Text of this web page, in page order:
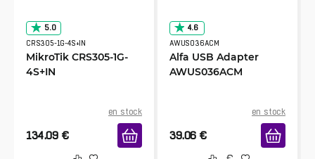
5.0
CRS305-1G-4S+IN
MikroTik CRS305-1G-
4S+IN
en stock
134.09 €
4.6
AWUS036ACM
Alfa USB Adapter
AWUS036ACM
en stock
39.06 €